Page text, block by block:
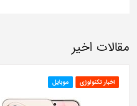
مقالات اخیر
اخبار تکنولوژی موبایل